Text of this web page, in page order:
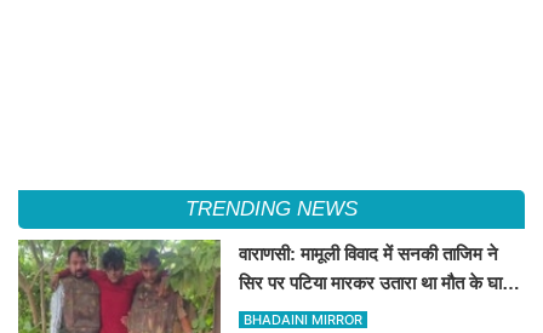
TRENDING NEWS
वाराणसी: मामूली विवाद में सनकी ताजिम ने
सिर पर पटिया मारकर उतारा था मौत के घाट,
पत्नी रहती है मायके, जानें पूरा घटनाक्रम
BHADAINI MIRROR